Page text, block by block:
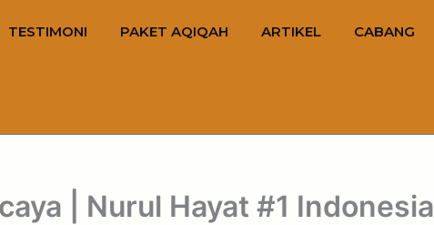
TESTIMONI PAKET AQIQAH ARTIKEL CABANG
| Nurul Hayat #1 Indonesia